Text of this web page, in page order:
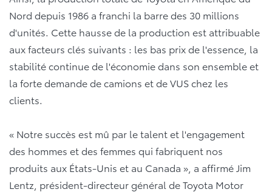
Nord depuis 1986 a franchi la barre des 30 millions
d'unités. Cette hausse de la production est attribuable
aux facteurs clés suivants : les bas prix de l'essence, la
stabilité continue de l'économie dans son ensemble et
la forte demande de camions et de VUS chez les
clients.
« Notre succès est mû par le talent et l'engagement
des hommes et des femmes qui fabriquent nos
produits aux États-Unis et au Canada », a affirmé Jim
Lentz, président-directeur général de Toyota Motor